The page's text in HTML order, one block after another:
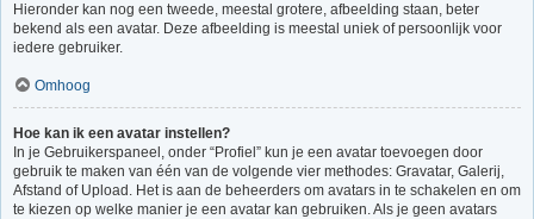
Hieronder kan nog een tweede, meestal grotere, afbeelding staan, beter
bekend als een avatar. Deze afbeelding is meestal uniek of persoonlijk voor
iedere gebruiker.
Omhoog
Hoe kan ik een avatar instellen?
In je Gebruikerspaneel, onder “Profiel” kun je een avatar toevoegen door
gebruik te maken van één van de volgende vier methodes: Gravatar, Galerij,
Afstand of Upload. Het is aan de beheerders om avatars in te schakelen en om
te kiezen op welke manier je een avatar kan gebruiken. Als je geen avatars